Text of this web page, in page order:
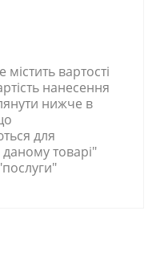
містить вартості
нанесення
нижче в
для
товарі"